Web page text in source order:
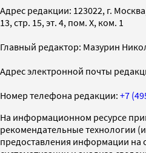
Адрес редакции: 123022, г.
13, стр. 15, эт. 4, пом. X, ком. 1
Главный редактор: Мазурин
Адрес электронной почты
Номер телефона редакции: +7
На информационном ресурсе
рекомендательные технологии
предоставления информации на